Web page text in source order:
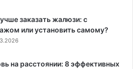
заказать жалюзи: с
или установить самому?
на расстоянии: 8 эффективных